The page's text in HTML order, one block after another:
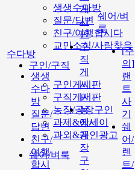
생생수다방
질문/답변
친구/여행합시다
교민소식/사람찾음
구인/구직
구인게시판
구직게시판
농장/공장구인
과제&에세이
과외&개인광고
쉐어/벼룩
수다방
생생
수다
방
질문/
답변
친구/
여행
합시
게
시
판
구
직
게
시
판
농
장/
공
장
구
쉐어/벼
룩
[주
의]
랜
트
사
기
쉐
어/
렌
트/